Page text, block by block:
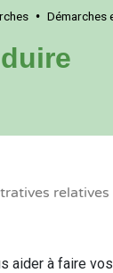
• Démarches
aider à faire